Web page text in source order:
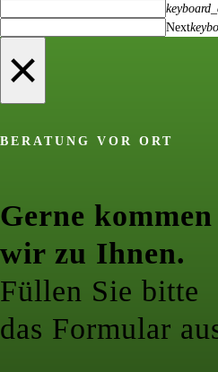
Next
×
BERATUNG VOR ORT
Gerne kommen
wir zu Ihnen.
Füllen Sie bitte
das Formular